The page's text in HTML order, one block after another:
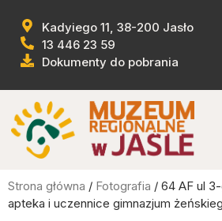
Kadyiego 11, 38-200 Jasło
13 446 23 59
Dokumenty do pobrania
Strona główna / Fotografia / 64 AF ul
apteka i uczennice gimnazjum